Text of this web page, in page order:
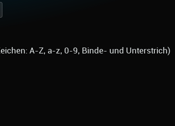
A-Z, a-z, 0-9, Binde- und Unterstrich)